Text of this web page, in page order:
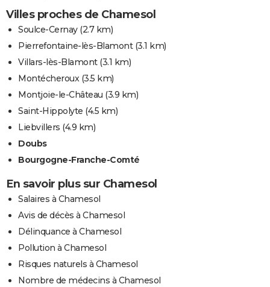
Villes proches de Chamesol
Soulce-Cernay(2.7 km)
Pierrefontaine-lès-Blamont(3.1 km)
Villars-lès-Blamont(3.1 km)
Montécheroux(3.5 km)
Montjoie-le-Château (3.9 km)
Saint-Hippolyte (4.5 km)
Liebvillers (4.9 km)
Doubs
Bourgogne-Franche-Comté
En savoir plus sur Chamesol
Salaires à Chamesol
Avis de décès à Chamesol
Délinquance à Chamesol
Pollution à Chamesol
Risques naturels à Chamesol
Nombre de médecins à Chamesol